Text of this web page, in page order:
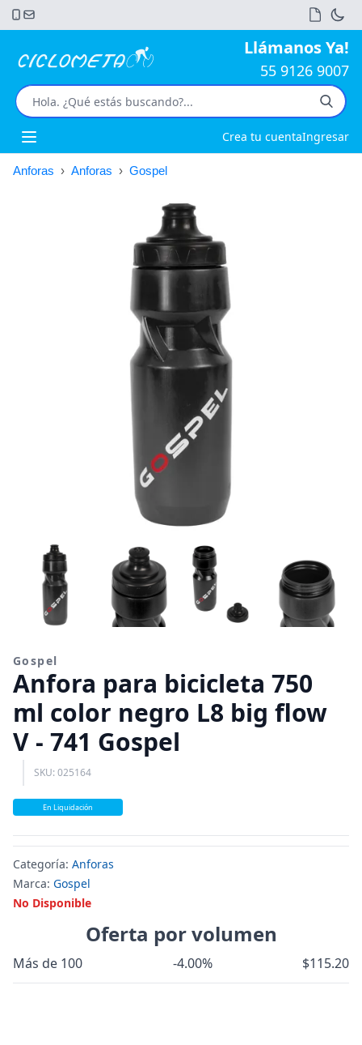
Llámanos Ya!
55 9126 9007
Open main menu Crea tu cuentaIngresar
Anforas › Anforas › Gospel
Gospel
Anfora para bicicleta 750
ml color negro L8 big flow
V - 741 Gospel
SKU: 025164
En Liquidación
Categoría: Anforas
Marca: Gospel
No Disponible
Oferta por volumen
Más de 100 -4.00% $115.20